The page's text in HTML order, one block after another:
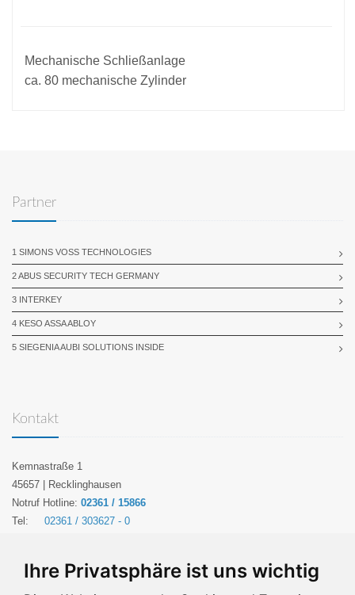
Ihre Privatsphäre ist uns wichtig
Mechanische Schließanlage
ca. 80 mechanische Zylinder
Partner
1 SIMONS VOSS TECHNOLOGIES
2 ABUS SECURITY TECH GERMANY
3 INTERKEY
4 KESO ASSA ABLOY
5 SIEGENIA AUBI SOLUTIONS INSIDE
Kontakt
Kemnastraße 1
45657 | Recklinghausen
Notruf Hotline: 02361 / 15866
Tel: 02361 / 303627 - 0